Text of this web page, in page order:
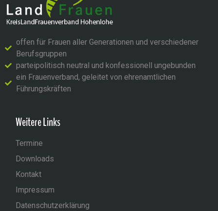
offen für Frauen aller Generationen und verschiedener
Berufsgruppen
parteipolitisch neutral und konfessionell ungebunden
ein Frauenverband, geleitet von ehrenamtlichen
Führungskräften
Weitere Links
Termine
Downloads
Kontakt
Impressum
Datenschutzerklärung